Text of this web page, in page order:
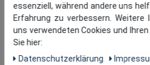
essenziell, während andere uns
Erfahrung zu verbessern.
uns verwendeten Cookies und
Sie hier:
Daten­schutz­erklärung